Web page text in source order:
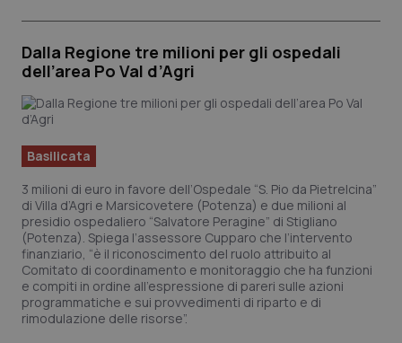
Dalla Regione tre milioni per gli ospedali
dell’area Po Val d’Agri
Basilicata
3 milioni di euro in favore dell’Ospedale “S. Pio da Pietrelcina”
di Villa d’Agri e Marsicovetere (Potenza) e due milioni al
presidio ospedaliero “Salvatore Peragine” di Stigliano
(Potenza). Spiega l’assessore Cupparo che l’intervento
finanziario, “è il riconoscimento del ruolo attribuito al
Comitato di coordinamento e monitoraggio che ha funzioni
e compiti in ordine all’espressione di pareri sulle azioni
programmatiche e sui provvedimenti di riparto e di
rimodulazione delle risorse”.